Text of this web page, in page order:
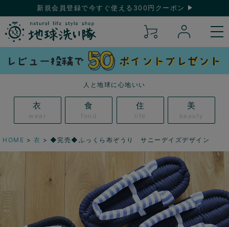
新規会員登録で今すぐ使える300円クーポン
人と地球に心地いい
衣
wear
食
food
住
life
美
beauty
HOME 衣 ◆完売◆ふっくら布ぞうり サニーデイズデザイン